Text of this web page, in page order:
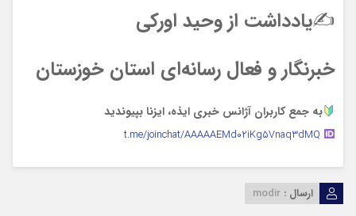
✍یادداشت از وحید اورکی
خبرنگار و فعال رسانه‌ای استان خوزستان
به جمع کاربران آژانس خبری ایذه، ایزنا بپیوندید
ارسال : modir